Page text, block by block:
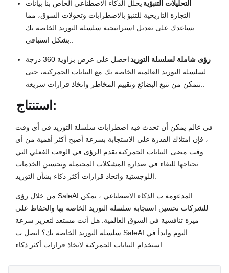
التحليلات التنبؤية يحلل الذكاء الاصطناعي الخاص بنا بيانات
التجارة التاريخية للتنبؤ بالاضطرابات وتحولات السوق، مما
يساعدك على تعديل استراتيجية سلسلة التوريد الخاصة بك
بشكل استباقي.:
رؤى شاملة لسلسلة التوريد
احصل على عرض بزاوية 360 درجة
لسلسلة التوريد العالمية الخاصة بك مع البيانات الجمركية، حتى
تتمكن من تتبع البضائع وتقييم المخاطر واتخاذ قرارات سريعة.:
استنتاج:
في عالم يمكن أن تحدث فيه اضطرابات سلسلة التوريد في أي وقت
، فإن امتلاك القدرة على الاستجابة بسرعة أصبح أكثر أهمية من أي
وقت مضى. البيانات الجمركية يقدم الرؤى في الوقت الفعلي التي
تحتاجها للبقاء في صدارة المشكلات المحتملة وتحسين الخدمات
من خلال رؤى SaleAI المدعومة ب الذكاء الاصطناعي ، يمكن
للشركات تحسين استجابة سلسلة التوريد الخاصة بها والحفاظ على
ميزة تنافسية في السوق العالمية. هل أنت مستعد لتعزيز سرعة
سلسلة التوريد الخاصة بك؟ اتصل ب SaleAI اليوم وابدأ في